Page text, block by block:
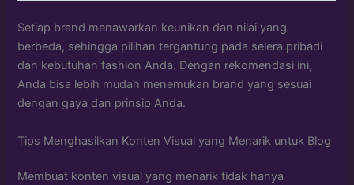
Setiap brand menawarkan keunikan dan nilai yang
berbeda, sehingga pilihan tergantung pada selera pribadi
dan kebutuhan fashion Anda. Dengan rekomendasi ini,
Anda bisa lebih mudah menemukan brand yang sesuai
dengan gaya dan prinsip Anda.
Tips Menghasilkan Konten Visual yang Menarik untuk Blog
Membuat konten visual yang menarik tidak hanya